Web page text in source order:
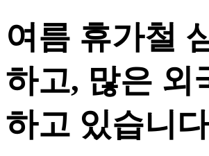
여름 휴가철
하고, 많은 외
하고 있습니